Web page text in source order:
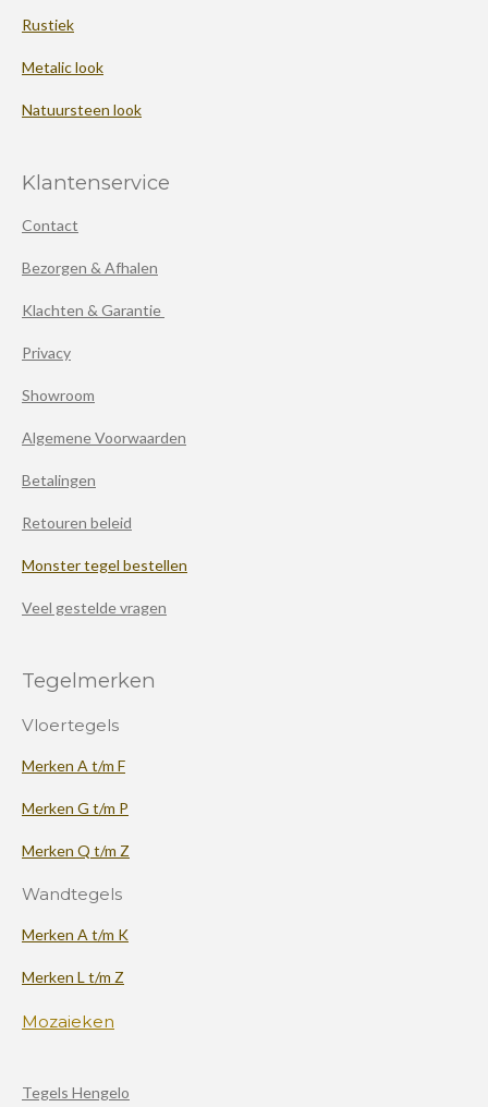
Rustiek
Metalic look
Natuursteen look
Klantenservice
Contact
Bezorgen & Afhalen
Klachten & Garantie
Privacy
Showroom
Algemene Voorwaarden
Betalingen
Retouren beleid
Monster tegel bestellen
Veel gestelde vragen
Tegelmerken
Vloertegels
Merken A t/m F
Merken G t/m P
Merken Q t/m Z
Wandtegels
Merken A t/m K
Merken L t/m Z
Mozaieken
Tegels Hengelo